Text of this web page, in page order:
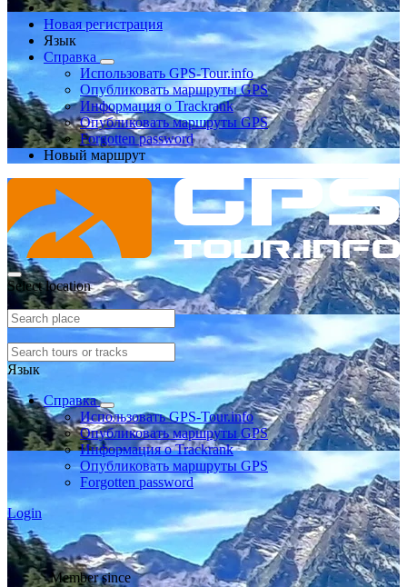
Новая регистрация
Язык
Справка
Использовать GPS-Tour.info
Опубликовать маршруты GPS
Информация о Trackrank
Опубликовать маршруты GPS
Forgotten password
Новый маршрут
Select location
Язык
Справка
Использовать GPS-Tour.info
Опубликовать маршруты GPS
Информация о Trackrank
Опубликовать маршруты GPS
Forgotten password
Login
Member since